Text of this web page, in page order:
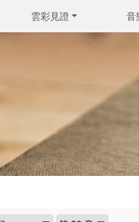
雲彩見證 音